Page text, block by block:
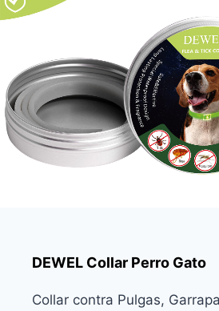
DEWEL Collar Perro Gato
Collar contra Pulgas,